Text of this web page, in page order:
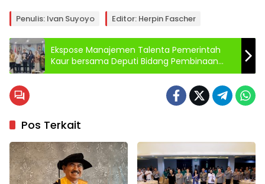
Penulis: Ivan Suyoyo Editor: Herpin Fascher
Ekspose Manajemen Talenta Pemerintah
Kaur bersama Deputi Bidang Pembinaan
Penyelenggaraan Manajemen ASN Badan
Pos Terkait